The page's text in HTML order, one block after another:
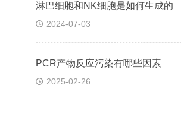
淋巴细胞和NK细胞是如何生成的
2024-07-03
PCR产物反应污染有哪些因素
2025-02-26